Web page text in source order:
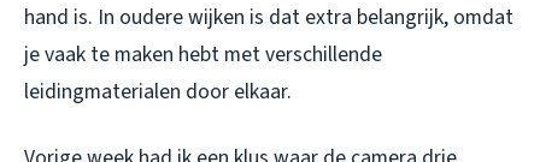
hand is. In oudere wijken is dat extra belangrijk, omdat
je vaak te maken hebt met verschillende
leidingmaterialen door elkaar.